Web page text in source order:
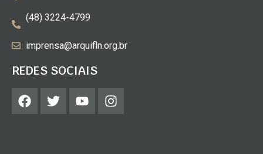
(48) 3224-4799
imprensa@arquifln.org.br
REDES SOCIAIS